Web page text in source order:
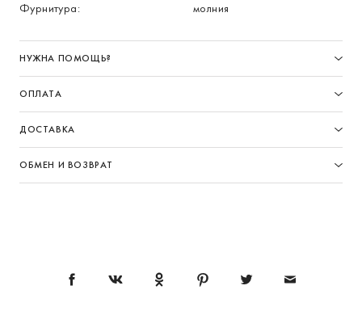
Фурнитура:
молния
НУЖНА ПОМОЩЬ?
ОПЛАТА
ДОСТАВКА
ОБМЕН И ВОЗВРАТ